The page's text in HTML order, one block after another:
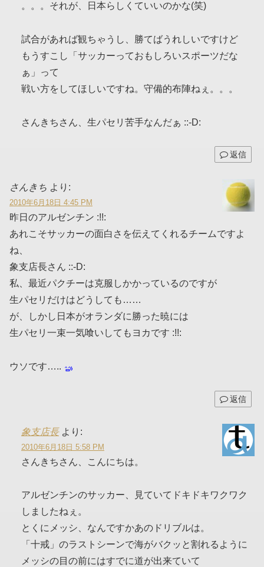
。。。それが、日本らしくていいのかな(笑)
試合があれば観ちゃうし、勝てばうれしいですけど
もうすこし「サッカーっておもしろいスポーツだな
ぁ」って
戦い方をしてほしいですね。守備的布陣ねぇ。。。
さんきちさん、生パセリ苦手なんだぁ ::-D:
返信
さんきち より:
2010年6月18日 4:45 PM
昨日のアルゼンチン :!!:
あれこそサッカーの面白さを伝えてくれるチームですよ
ね、
象支店長さん ::-D:
私、最近パクチーは克服しかかっているのですが
生パセリだけはどうしても……
が、しかし日本がオランダに勝った暁には
生パセリ一束一気喰いしてもヨカです :!!:
ウソです…..
返信
象支店長 より:
2010年6月18日 5:58 PM
さんきちさん、こんにちは。
アルゼンチンのサッカー、見ていてドキドキワクワク
しましたねぇ。
とくにメッシ、なんですかあのドリブルは。
「十戒」のラストシーンで海がバクッと割れるように
メッシの目の前にはすでに道が出来ていて